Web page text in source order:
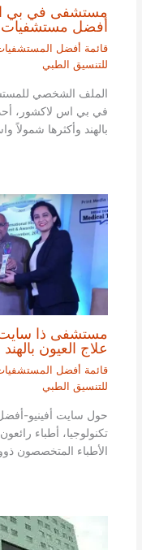
مستشفى في بي
أفضل مستشفيات
قائمة أفضل المستشفيات
للتنسيق الطبي
الملف الشخصي
في بي اس لاكشور،
بالهند وأكثرها شمولاً
مستشفى ذا سايت
علاج العيون بالهند
قائمة أفضل المستشفيات
للتنسيق الطبي
حول سايت أفينيو-
تكنولوجيا، أطباء
الأطباء المتخصصون